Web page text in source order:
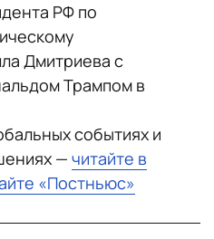
РФ по
Дмитриева с
Трампом в
событиях и
— читайте в
«Постньюс»